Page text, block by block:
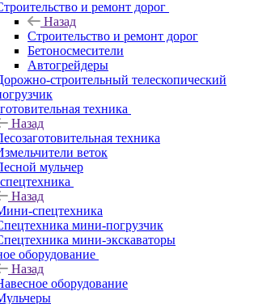
и ремонт дорог
Назад
Строительство и ремонт дорог
Бетоносмесители
Автогрейдеры
строительный телескопический
техника
Назад
техника
веток
мульчер
Назад
спецтехника
мини-погрузчик
мини-экскаваторы
оборудование
Назад
оборудование